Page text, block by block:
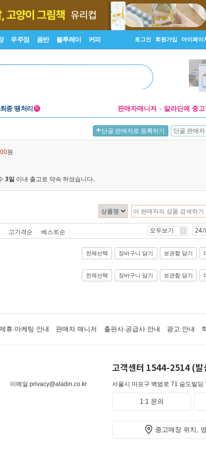
우주점 음반 블루레이 커피 로그인 회원가입 마이페이
최종 땡처리 N 판매자매니저 알라딘에 중고
단골 판매자로 등록하기 단골 판매자
원
3일 이내 출고로 약속 하셨습니다.
고가격순 베스트순 모두보기 24
전체선택 장바구니 담기 보관함 담기
전체선택 장바구니 담기 보관함 담기
제휴·마케팅 안내 판매자 매니저 출판사·공급사 안내 광고 안내
이메일 privacy@aladin.co.kr
고객센터 1544-2514 (발
서울시 마포구 백범로 71 숨도빌딩
1:1 문의
중고매장 위치,